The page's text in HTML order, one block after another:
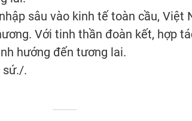
sâu vào kinh tế toàn cầu, Việt
Với tinh thần đoàn kết, hợp
hướng đến tương lai.
sứ./.